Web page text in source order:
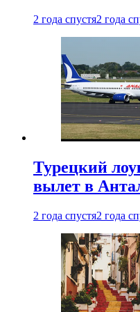
2 года спустя2 года
Турецкий
вылет в
2 года спустя2 года